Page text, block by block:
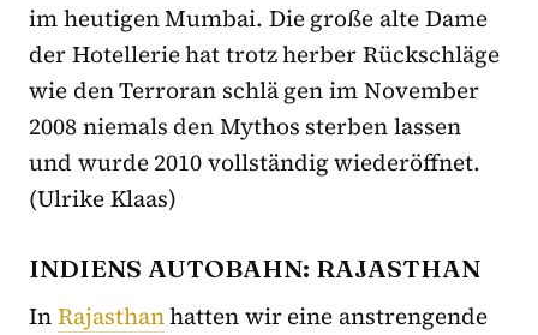
im heutigen Mumbai. Die große alte Dame
der Hotellerie hat trotz herber Rückschläge
wie den Terroran schlä gen im November
2008 niemals den Mythos sterben lassen
und wurde 2010 vollständig wiederöffnet.
(Ulrike Klaas)
INDIENS AUTOBAHN: RAJASTHAN
InRajasthanhatten wir eine anstrengende